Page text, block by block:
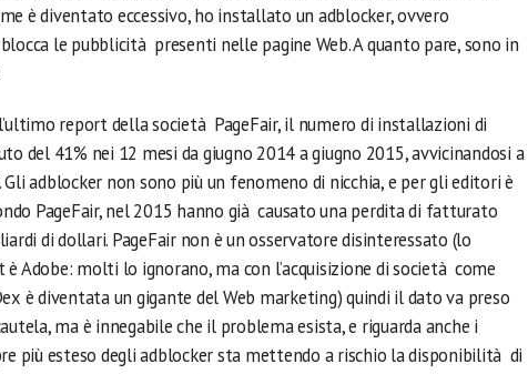
è diventato eccessivo, ho installato un adblocker, ovvero
blocca le pubblicità presenti nelle pagine Web. A quanto pare, sono in
report della società PageFair, il numero di installazioni di
del 41% nei 12 mesi da giugno 2014 a giugno 2015, avvicinandosi a
adblocker non sono più un fenomeno di nicchia, e per gli editori è
PageFair, nel 2015 hanno già causato una perdita di fatturato
di dollari. PageFair non è un osservatore disinteressato (lo
Adobe: molti lo ignorano, ma con l’acquisizione di società come
è diventata un gigante del Web marketing) quindi il dato va preso
ma è innegabile che il problema esista, e riguarda anche i
più esteso degli adblocker sta mettendo a rischio la disponibilità di